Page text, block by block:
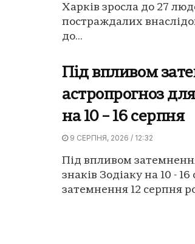
Харків зросла до 27
постраждалих
до...
Під впливом
астропрогноз
на 10 – 16 серпня
9 СЕРПНЯ, 2026 / 12:32
Під впливом
знаків Зодіаку на 10 -
затемнення 12 серпня